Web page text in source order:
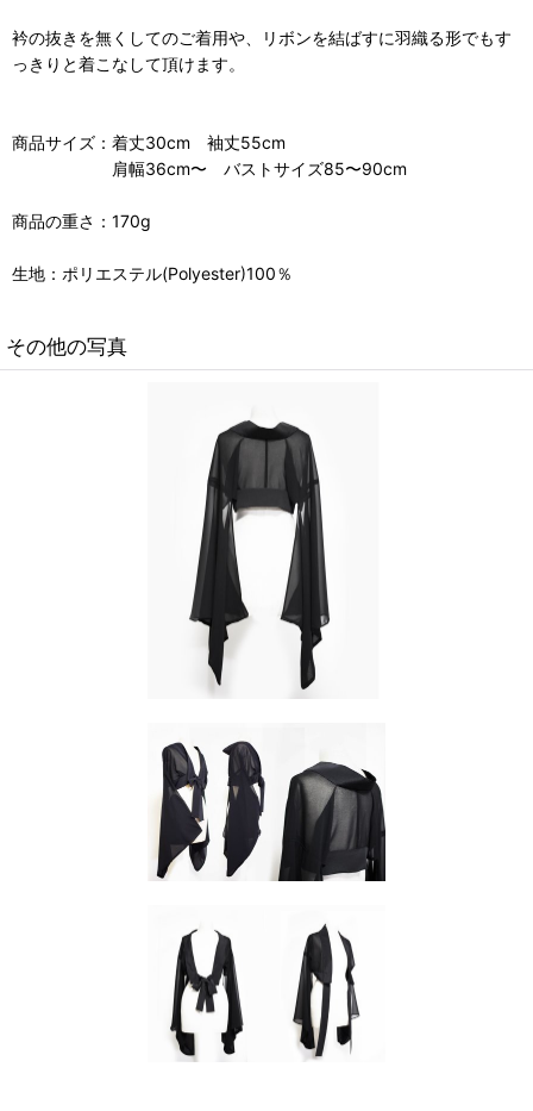
衿の抜きを無くしてのご着用や、リボンを結ばすに羽織る形でもす
っきりと着こなして頂けます。
商品サイズ：着丈30cm 袖丈55cm
肩幅36cm〜 バストサイズ85〜90cm
商品の重さ：170g
生地：ポリエステル(Polyester)100％
その他の写真